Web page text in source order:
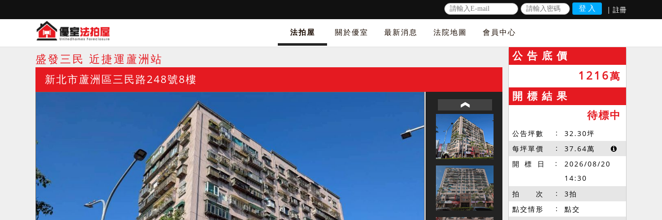
| 註冊
法拍屋 關於優室 最新消息 法院地圖 會員中心
盛發三民 近捷運蘆洲站
新北市蘆洲區三民路248號8樓
公 告 底 價
1216萬
開 標 結 果
待標中
公告坪數 32.30坪
每坪單價
37.64萬
開 標 日
2026/08/20
14:30
拍 次
3拍
點交情形
點交